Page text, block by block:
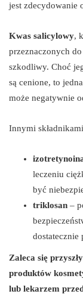
jest zdecydowanie
Kwas salicylowy,
przeznaczonych
szkodliwy. Choć
są cenione, to
może negatywnie
Innymi
leczeniu
być
triklosan –
dostatecznie
Zaleca się
produktów
lub lekarzem